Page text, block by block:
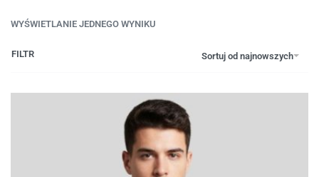
WYŚWIETLANIE JEDNEGO WYNIKU
Sortuj od najnowszych
FILTR